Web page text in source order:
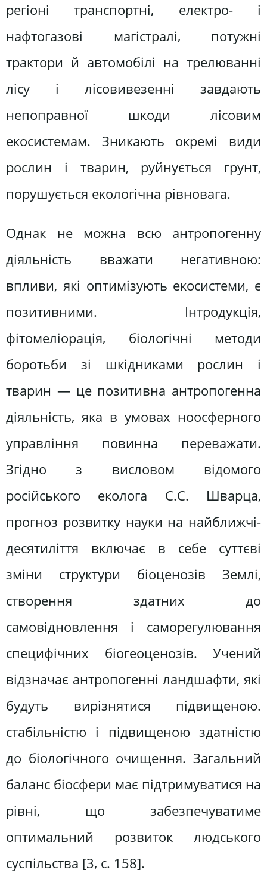
регіоні транспортні, електро- і
нафтогазові магістралі, потужні
трактори й автомобілі на трелюванні
лісу і лісовивезенні завдають
непоправної шкоди лісовим
екосистемам. Зникають окремі види
рослин і тварин, руйнується грунт,
порушується екологічна рівновага.
Однак не можна всю антропогенну
діяльність вважати негативною:
впливи, які оптимізують екосистеми, є
позитивними. Інтродукція,
фітомеліорація, біологічні методи
боротьби зі шкідниками рослин і
тварин — це позитивна антропогенна
діяльність, яка в умовах ноосферного
управління повинна переважати.
Згідно з висловом відомого
російського еколога С.С. Шварца,
прогноз розвитку науки на найближчі-
десятиліття включає в себе суттєві
зміни структури біоценозів Землі,
створення здатних до
самовідновлення і саморегулювання
специфічних біогеоценозів. Учений
відзначає антропогенні ландшафти, які
будуть вирізнятися підвищеною.
стабільністю і підвищеною здатністю
до біологічного очищення. Загальний
баланс біосфери має підтримуватися на
рівні, що забезпечуватиме
оптимальний розвиток людського
суспільства [3, с. 158].